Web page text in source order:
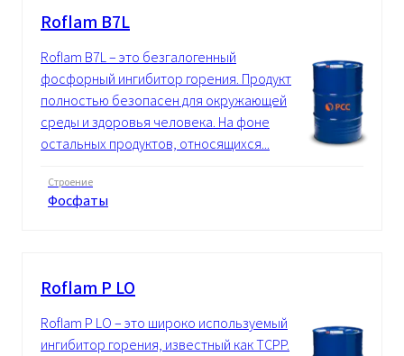
Roflam B7L
Roflam B7L – это безгалогенный
фосфорный ингибитор горения. Продукт
полностью безопасен для окружающей
среды и здоровья человека. На фоне
остальных продуктов, относящихся...
Строение
Фосфаты
Roflam P LO
Roflam P LO – это широко используемый
ингибитор горения, известный как TCPP.